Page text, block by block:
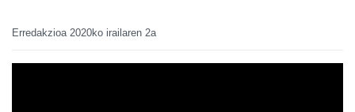
Erredakzioa 2020ko irailaren 2a